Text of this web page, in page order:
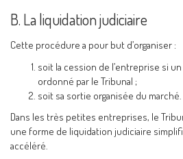
B. La liquidation judiciaire
Cette procédure a pour but d’organiser :
soit la cession de l’entreprise si
ordonné par le Tribunal ;
soit sa sortie organisée du marché.
Dans les très petites entreprises, le
une forme de liquidation judiciaire
accéléré.